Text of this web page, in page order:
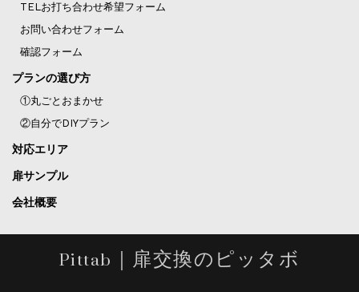
TELお打ち合わせ希望フォーム
お問い合わせフォーム
確認フォーム
プランの選び方
①丸ごとおまかせ
②自分でDIYプラン
対応エリア
扉サンプル
会社概要
Pittab｜扉交換のピッタボ